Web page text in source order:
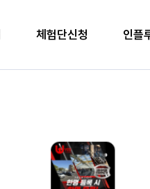
체험단신청 인플